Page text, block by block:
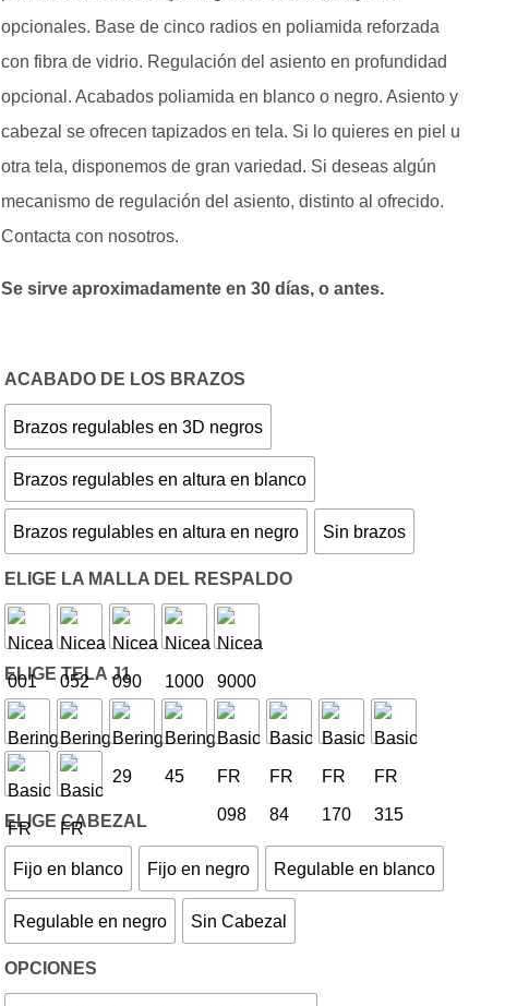
opcionales. Base de cinco radios en poliamida reforzada
con fibra de vidrio. Regulación del asiento en profundidad
opcional. Acabados poliamida en blanco o negro. Asiento y
cabezal se ofrecen tapizados en tela. Si lo quieres en piel u
otra tela, disponemos de gran variedad. Si deseas algún
mecanismo de regulación del asiento, distinto al ofrecido.
Contacta con nosotros.
Se sirve aproximadamente en 30 días, o antes.
ACABADO DE LOS BRAZOS
Brazos regulables en 3D negros
Brazos regulables en altura en blanco
Brazos regulables en altura en negro Sin brazos
ELIGE LA MALLA DEL RESPALDO
ELIGE TELA J1
ELIGE CABEZAL
Fijo en blanco Fijo en negro Regulable en blanco
Regulable en negro Sin Cabezal
OPCIONES